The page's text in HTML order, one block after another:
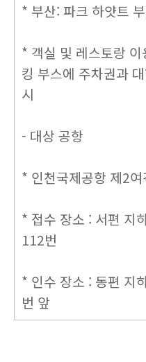
* 부산: 파크 하얏트
* 객실 및 레스토랑
킹 부스에 주차권과
시
- 대상 공항
* 인천국제공항 제2여
* 접수 장소 : 서편 지
112번
* 인수 장소 : 동편 지
번 앞